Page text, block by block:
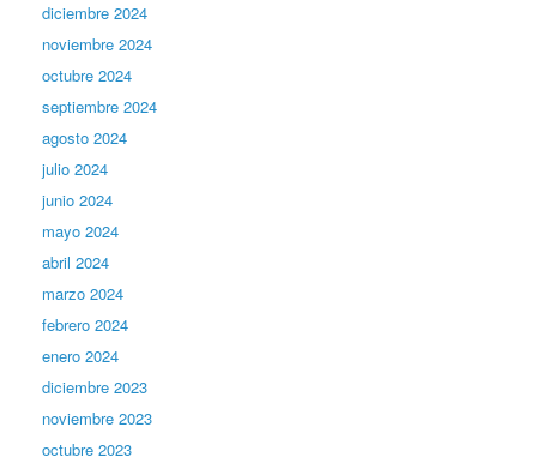
diciembre 2024
noviembre 2024
octubre 2024
septiembre 2024
agosto 2024
julio 2024
junio 2024
mayo 2024
abril 2024
marzo 2024
febrero 2024
enero 2024
diciembre 2023
noviembre 2023
octubre 2023